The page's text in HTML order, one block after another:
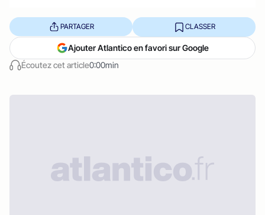
Écoutez cet article0:00min
PARTAGER CLASSER
Ajouter Atlantico en favori sur Google